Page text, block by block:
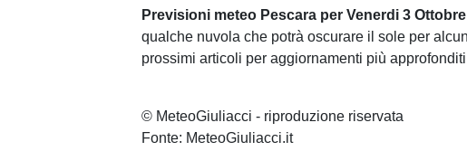
Previsioni meteo Pescara per Venerdi 3
qualche nuvola che potrà oscurare il sole per
prossimi articoli per aggiornamenti più
© MeteoGiuliacci - riproduzione riservata
Fonte: MeteoGiuliacci.it